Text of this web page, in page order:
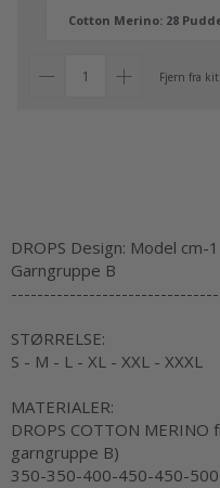
Fjern fra kit
DROPS Design: Model cm-
Garngruppe B
STØRRELSE:
S - M - L - XL - XXL - XXXL
MATERIALER:
DROPS COTTON
garngruppe B)
350-350-400-450-450-